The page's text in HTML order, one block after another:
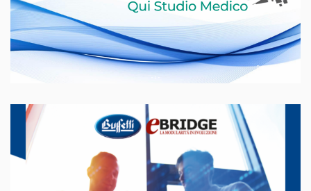
Cloud
3 Marzo 2026
Novità eBridge: trasformazione